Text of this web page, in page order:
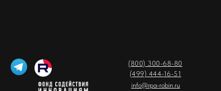
(800) 300-68-80
(499) 444-16-51
info@rpa-robin.ru